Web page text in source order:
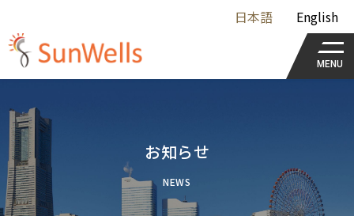
日本語 English
MENU
お知らせ
NEWS